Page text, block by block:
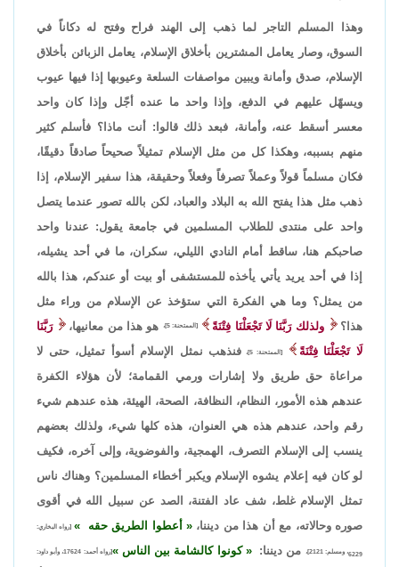
وهذا المسلم التاجر لما ذهب إلى الهند فراح وفتح له دكاناً في
السوق، وصار يعامل المشترين بأخلاق الإسلام، يعامل الزبائن بأخلاق
الإسلام، صدق وأمانة ويبين مواصفات السلعة وعيوبها إذا فيها عيوب
ويسهّل عليهم في الدفع، وإذا واحد ما عنده أجّل وإذا كان واحد
معسر أسقط عنه، وأمانة، فبعد ذلك قالوا: أنت ماذا؟ فأسلم كثير
منهم بسببه، وهكذا كل من مثل الإسلام تمثيلاً صحيحاً صادقاً دقيقًا،
فكان مسلماً قولاً وعملاً تصرفاً وفعلاً وحقيقة، هذا سفير الإسلام، إذا
ذهب مثل هذا يفتح الله به البلاد والعباد، لكن بالله تصور عندما يتصل
واحد على منتدى للطلاب المسلمين في جامعة يقول: عندنا واحد
صاحبكم هنا، ساقط أمام النادي الليلي، سكران، ما في أحد يشيله،
إذا في أحد يريد يأتي يأخذه للمستشفى أو بيت أو عندكم، هذا بالله
من يمثل؟ وما هي الفكرة التي ستؤخذ عن الإسلام من وراء مثل
هذا؟
ولذلك رَبَّنَا لَا تَجْعَلْنَا فِتْنَةً [الممتحنة: 5]، هو هذا من معانيها،
رَبَّنَا
لَا تَجْعَلْنَا فِتْنَةً
[الممتحنة: 5]،
فنذهب نمثل الإسلام أسوأ تمثيل، حتى لا
مراعاة حق طريق ولا إشارات ورمي القمامة؛ لأن هؤلاء الكفرة
عندهم هذه الأمور، النظام، النظافة، الصحة، الهيئة، هذه عندهم شيء
رقم واحد، عندهم هذه هي العنوان، هذه كلها شيء، ولذلك بعضهم
ينسب إلى الإسلام التصرف، الهمجية، والفوضوية، وإلى آخره، فكيف
لو كان فيه إعلام يشوه الإسلام ويكبر أخطاء المسلمين؟ وهناك ناس
تمثل الإسلام غلط، شف عاد الفتنة، الصد عن سبيل الله في أقوى
صوره وحالاته، مع أن هذا من ديننا،
أعطوا الطريق حقه [رواه البخاري:
6229، ومسلم: 2121]، من ديننا: كونوا كالشامة بين الناس [رواه أحمد: 17624، وأبو داود: